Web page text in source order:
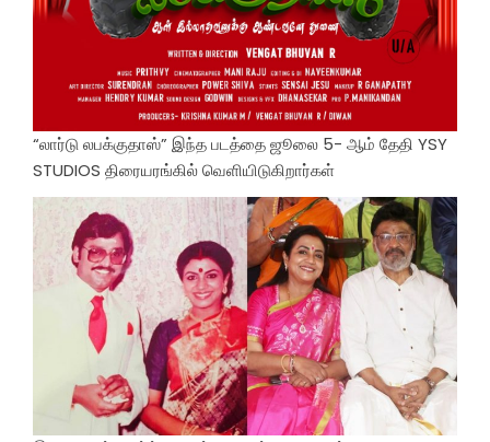
“லார்டு லபக்குதாஸ்” இந்த படத்தை ஜூலை 5- ஆம் தேதி YSY
STUDIOS திரையரங்கில் வெளியிடுகிறார்கள்